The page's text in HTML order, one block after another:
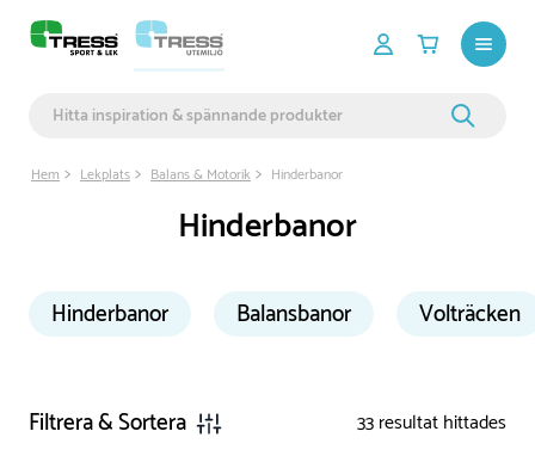
Hem Lekplats Balans & Motorik Hinderbanor
Hinderbanor
Hinderbanor Balansbanor Volträcken
Filtrera & Sortera 33resultat hittades